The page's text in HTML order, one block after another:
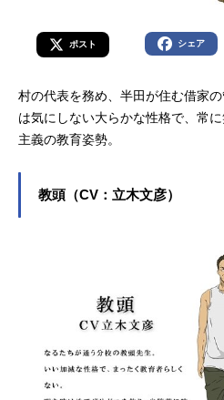
ポスト シェア
村の代表を務め、半田が住む借家
は気にしない大らかな性格で、常
主義の教育姿勢。
教頭（CV：立木文彦）